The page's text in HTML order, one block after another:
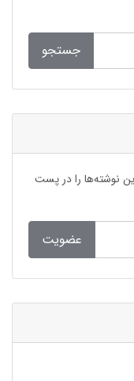
جستجو
نوشته‌ها را در پست
عضویت